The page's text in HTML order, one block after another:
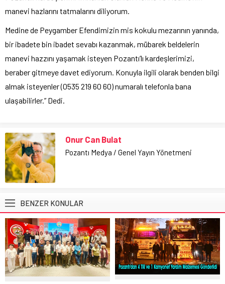
manevi hazlarını tatmalarını diliyorum.
Medine de Peygamber Efendimizin mis kokulu mezarının yanında,
bir ibadete bin ibadet sevabı kazanmak, mübarek beldelerin
manevi hazzını yaşamak isteyen Pozantı’lı kardeşlerimizi,
beraber gitmeye davet ediyorum. Konuyla ilgili olarak benden bilgi
almak isteyenler (0535 219 60 60) numaralı telefonla bana
ulaşabilirler.” Dedi.
Onur Can Bulat
Pozantı Medya / Genel Yayın Yönetmeni
BENZER KONULAR